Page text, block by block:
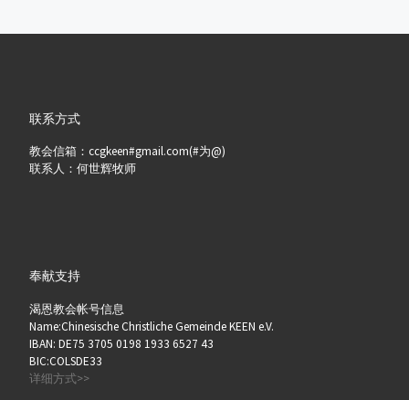
联系方式
教会信箱：ccgkeen#gmail.com(#为@)
联系人：何世辉牧师
奉献支持
渴恩教会帐号信息
Name:Chinesische Christliche Gemeinde KEEN e.V.
IBAN: DE75 3705 0198 1933 6527 43
BIC:COLSDE33
详细方式>>